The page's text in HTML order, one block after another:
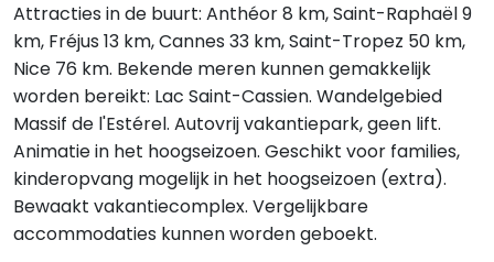
Attracties in de buurt: Anthéor 8 km, Saint-Raphaël 9
km, Fréjus 13 km, Cannes 33 km, Saint-Tropez 50 km,
Nice 76 km. Bekende meren kunnen gemakkelijk
worden bereikt: Lac Saint-Cassien. Wandelgebied
Massif de l'Estérel. Autovrij vakantiepark, geen lift.
Animatie in het hoogseizoen. Geschikt voor families,
kinderopvang mogelijk in het hoogseizoen (extra).
Bewaakt vakantiecomplex. Vergelijkbare
accommodaties kunnen worden geboekt.